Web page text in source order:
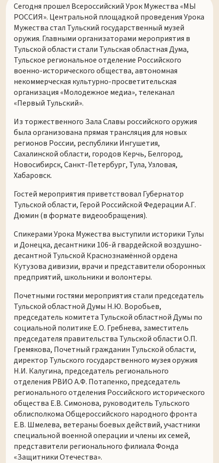
Сегодня прошел Всероссийский Урок Мужества «МЫ
РОССИЯ». Центральной площадкой проведения Урока
Мужества стал Тульский государственный музей
оружия. Главными организаторами мероприятия в
Тульской области стали Тульская областная Дума,
Тульское региональное отделение Российского
военно-исторического общества, автономная
некоммерческая культурно-просветительская
организация «Молодежное медиа», телеканал
«Первый Тульский».
Из торжественного Зала Славы российского оружия
была организована прямая трансляция для новых
регионов России, республики Ингушетия,
Сахалинской области, городов Керчь, Белгород,
Новосибирск, Санкт-Петербург, Тула, Узловая,
Хабаровск.
Гостей мероприятия приветствовал Губернатор
Тульской области, Герой Российской Федерации А.Г.
Дюмин (в формате видеообращения).
Спикерами Урока Мужества выступили историки Тулы
и Донецка, десантники 106-й гвардейской воздушно-
десантной Тульской Краснознамённой ордена
Кутузова дивизии, врачи и представители оборонных
предприятий, школьники и волонтеры.
Почетными гостями мероприятия стали председатель
Тульской областной Думы Н.Ю. Воробьев,
председатель комитета Тульской областной Думы по
социальной политике Е.О. Гребнева, заместитель
председателя правительства Тульской области О.П.
Гремякова, Почетный гражданин Тульской области,
директор Тульского государственного музея оружия
Н.И. Калугина, председатель регионального
отделения РВИО А.Ф. Потапенко, председатель
регионального отделения Российского исторического
общества Е.В. Симонова, руководитель Тульского
облисполкома Общероссийского народного фронта
Е.В. Шмелева, ветераны боевых действий, участники
специальной военной операции и члены их семей,
представители регионального филиала Фонда
«Защитники Отечества».